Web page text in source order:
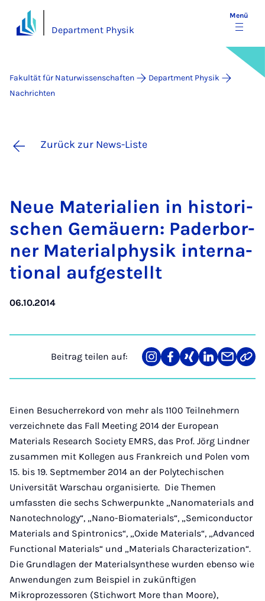
Department Physik
Menü
Fakultät für Naturwissenschaften
Department Physik
Nachrichten
Zurück zur News-Liste
Neue Ma­te­ri­a­li­en in his­to­ri­
schen Ge­mäu­ern: Pa­der­bor­
ner Ma­te­ri­al­phy­sik in­ter­na­
ti­o­nal auf­ge­stellt
06.10.2014
Beitrag teilen auf:
Teilen
auf
Teilen
auf
Teilen
auf
Teilen
auf
Teilen
über
Link
Einen Besucherrekord von mehr als 1100 Teilnehmern
verzeichnete das Fall Meeting 2014 der European
Materials Research Society EMRS, das Prof. Jörg Lindner
zusammen mit Kollegen aus Frankreich und Polen vom
15. bis 19. Septmember 2014 an der Polytechischen
Universität Warschau organisierte. Die Themen
umfassten die sechs Schwerpunkte „Nanomaterials and
Nanotechnology“, „Nano-Biomaterials“, „Semiconductor
Materials and Spintronics“, „Oxide Materials“, „Advanced
Functional Materials“ und „Materials Characterization“.
Die Grundlagen der Materialsynthese wurden ebenso wie
Anwendungen zum Beispiel in zukünftigen
Mikroprozessoren (Stichwort More than Moore),